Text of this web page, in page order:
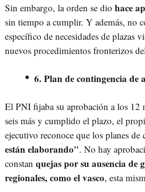
Sin embargo, la orden se dio hace
sin tiempo a cumplir. Y además, no
específico de necesidades de plazas
nuevos procedimientos fronterizos
6. Plan de contingencia de
El PNI fijaba su aprobación a los 12
seis más y cumplido el plazo, el
ejecutivo reconoce que los planes de
están elaborando". No hay
constan quejas por su ausencia de
regionales, como el vasco, esta